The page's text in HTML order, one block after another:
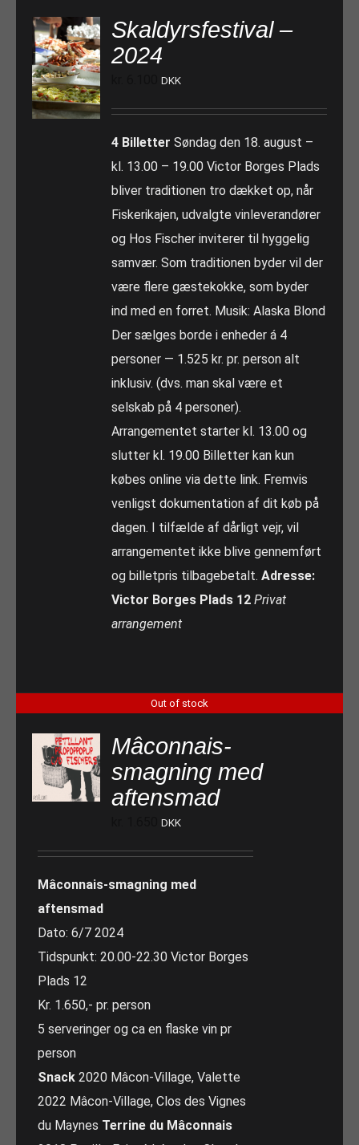
Skaldyrsfestival –
2024
DKK
4 Billetter Søndag den 18. august –
kl. 13.00 – 19.00 Victor Borges Plads
bliver traditionen tro dækket op, når
Fiskerikajen, udvalgte vinleverandører
og Hos Fischer inviterer til hyggelig
samvær. Som traditionen byder vil der
være flere gæstekokke, som byder
ind med en forret. Musik: Alaska Blond
Der sælges borde i enheder á 4
personer — 1.525 kr. pr. person alt
inklusiv. (dvs. man skal være et
selskab på 4 personer).
Arrangementet starter kl. 13.00 og
slutter kl. 19.00 Billetter kan kun
købes online via dette link. Fremvis
venligst dokumentation af dit køb på
dagen. I tilfælde af dårligt vejr, vil
arrangementet ikke blive gennemført
og billetpris tilbagebetalt.Adresse:
Victor Borges Plads 12 Privat
arrangement
Out of stock
Mâconnais-
smagning med
aftensmad
DKK
Mâconnais-smagning med
aftensmad
Dato: 6/7 2024
Tidspunkt: 20.00-22.30 Victor Borges
Plads 12
Kr. 1.650,- pr. person
5 serveringer og ca en flaske vin pr
person
Snack 2020 Mâcon-Village, Valette
2022 Mâcon-Village, Clos des Vignes
du Maynes Terrine du Mâconnais